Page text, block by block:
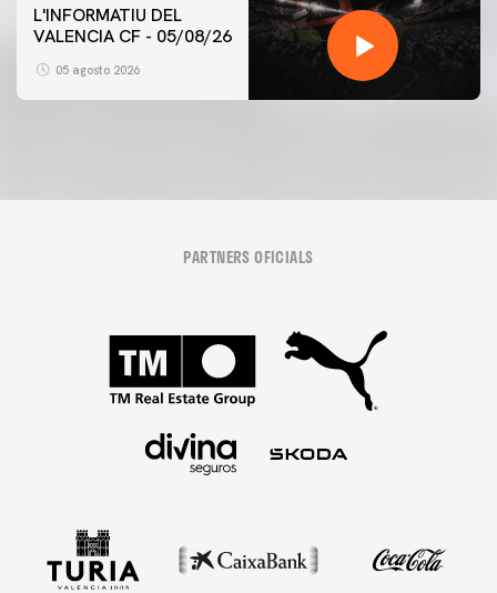
L'INFORMATIU DEL
VALENCIA CF - 05/08/26
05 agosto 2026
PARTNERS OFICIALS